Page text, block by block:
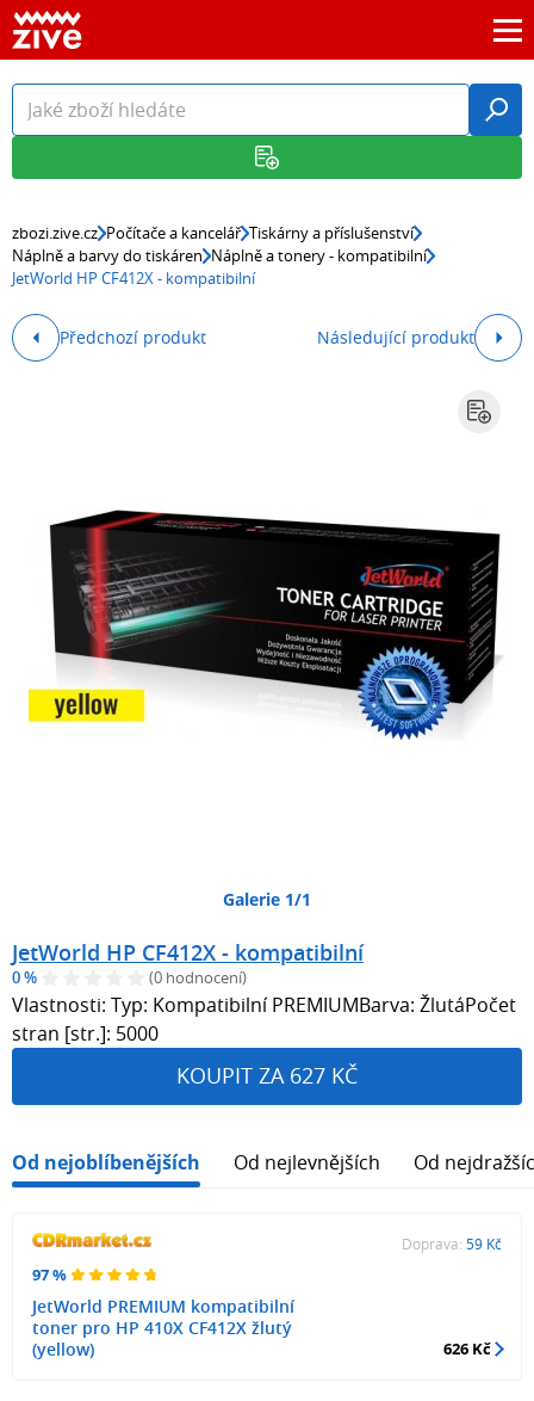
zbozi.zive.cz Počítače a kancelář Tiskárny a příslušenství
Náplně a barvy do tiskáren Náplně a tonery - kompatibilní
JetWorld HP CF412X - kompatibilní
Předchozí produkt Následující produkt
Galerie 1/1
JetWorld HP CF412X - kompatibilní
0 % (0 hodnocení)
Vlastnosti: Typ: Kompatibilní PREMIUMBarva: ŽlutáPočet
stran [str.]: 5000
KOUPIT ZA 627 KČ
Od nejoblíbenějších Od nejlevnějších Od
97 %
JetWorld PREMIUM kompatibilní
toner pro HP 410X CF412X žlutý
(yellow)
Doprava: 59 Kč
626 Kč